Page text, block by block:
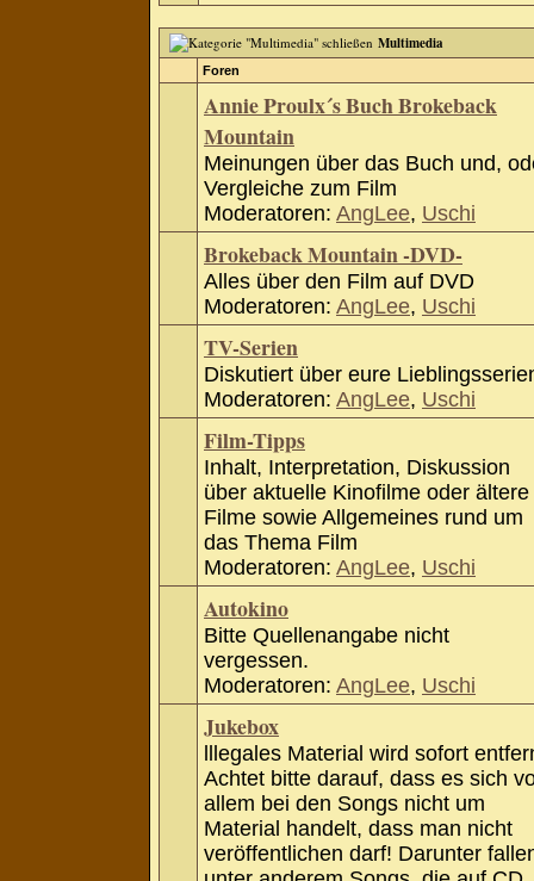
Multimedia
Foren
Annie Proulx´s Buch Brokeback
Mountain
Meinungen über das Buch und,
Vergleiche zum Film
Moderatoren: AngLee, Uschi
Brokeback Mountain -DVD-
Alles über den Film auf DVD
Moderatoren: AngLee, Uschi
TV-Serien
Diskutiert über eure
Moderatoren: AngLee, Uschi
Film-Tipps
Inhalt, Interpretation, Diskussion
über aktuelle Kinofilme oder ältere
Filme sowie Allgemeines rund um
das Thema Film
Moderatoren: AngLee, Uschi
Autokino
Bitte Quellenangabe nicht
vergessen.
Moderatoren: AngLee, Uschi
Jukebox
lllegales Material wird sofort
Achtet bitte darauf, dass es sich
allem bei den Songs nicht um
Material handelt, dass man nicht
veröffentlichen darf! Darunter